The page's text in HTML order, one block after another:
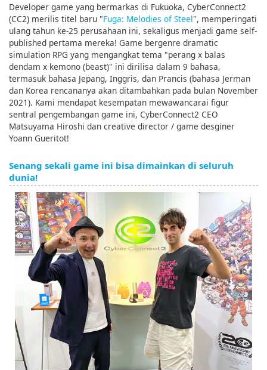
Developer game yang bermarkas di Fukuoka, CyberConnect2
(CC2) merilis titel baru "Fuga: Melodies of Steel", memperingati
ulang tahun ke-25 perusahaan ini, sekaligus menjadi game self-
published pertama mereka! Game bergenre dramatic
simulation RPG yang mengangkat tema "perang x balas
dendam x kemono (beast)" ini dirilisa dalam 9 bahasa,
termasuk bahasa Jepang, Inggris, dan Prancis (bahasa Jerman
dan Korea rencananya akan ditambahkan pada bulan November
2021). Kami mendapat kesempatan mewawancarai figur
sentral pengembangan game ini, CyberConnect2 CEO
Matsuyama Hiroshi dan creative director / game desginer
Yoann Gueritot!
Senang sekali game ini bisa dimainkan di seluruh
dunia!